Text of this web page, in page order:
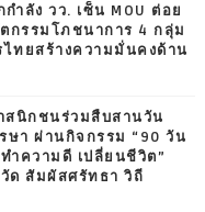
ำลัง วว. เซ็น MOU ต่อย
กรรมโภชนาการ 4 กลุ่ม
ทยสร้างความมั่นคงด้าน
นิกชนร่วมสืบสานวัน
ษา ผ่านกิจกรรม “90 วัน
ำความดี เปลี่ยนชีวิต”
ด สัมผัสศรัทธา วิถี